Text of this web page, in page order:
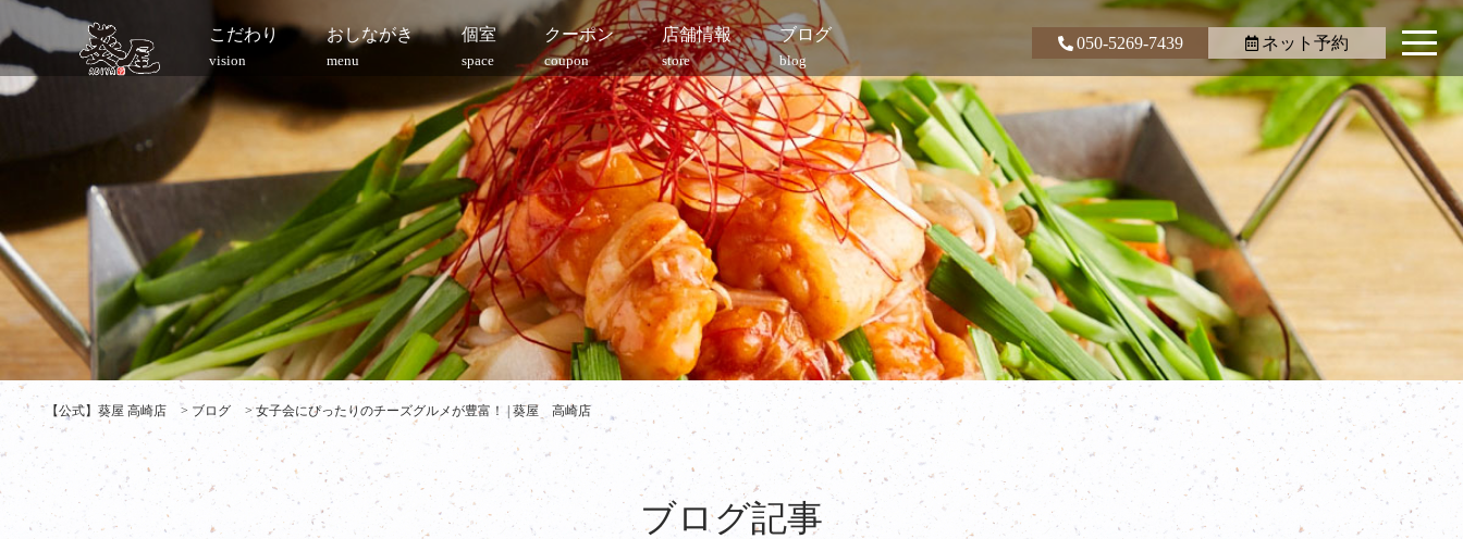
こだわり
vision
おしながき
menu
個室
space
クーポン
coupon
店舗情報
store
ブログ
blog
050-5269-7439 ネット予約
【公式】葵屋 高崎店 > ブログ >女子会にぴったりのチーズグルメが豊富！ | 葵屋 高崎店
ブログ記事